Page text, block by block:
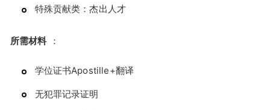
特殊贡献类：杰出人才
所需材料 ：
学位证书Apostille+翻译
无犯罪记录证明